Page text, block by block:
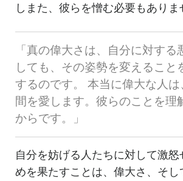
しまた、彼らを憎む必要もありま
「 真の偉大さは、自分に対する
しても、その姿勢を変えること
するのです。 本当に偉大な人は
間を愛します。彼らのことを理
からです。
」
自分を妨げる人たちに対して激
めを果たすことは、偉大さ、そし